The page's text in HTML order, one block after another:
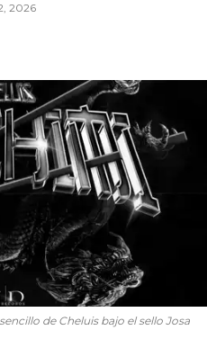
2026
de Cheluis bajo el sello Josa